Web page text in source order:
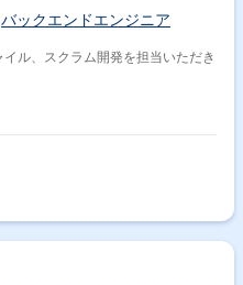
バックエンドエンジニア